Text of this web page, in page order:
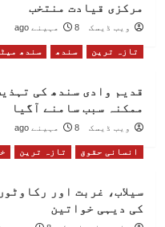
مرکزی قیادت منتخب
ویب ڈیسک 8 مہینے ago
تازہ ترین سندھ سندھ
قدیم وادی سندھ کی
ممکنہ سبب سامنے آگیا
ویب ڈیسک 8 مہینے ago
انسانی حقوق تازہ ترین
سیلاب، غربت اور
کی دیہی خواتین